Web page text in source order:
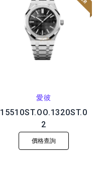
愛彼
15510ST.OO.1320ST.0
2
價格查詢